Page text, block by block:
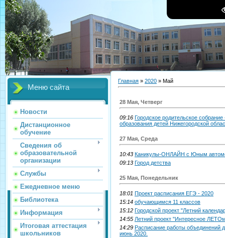
Меню сайта
Новости
Дистанционное
обучение
Сведения об
образовательной
организации
Службы
Ежедневное меню
Библиотека
Информация
Итоговая аттестация
школьников
Главная » 2020 » Май
28 Мая, Четверг
09:16 Городское родительское
образования детей Нижегородской
27 Мая, Среда
10:43 Каникулы-ОНЛАЙН с Юным
09:13 Город детства
25 Мая, Понедельник
18:01 Проект расписания ЕГЭ - 2020
15:14 обучающимся 11 классов
15:12 Городской проект "Летний
14:55 Летний проект "Интересное
14:29 Расписание работы объединений
июнь 2020.